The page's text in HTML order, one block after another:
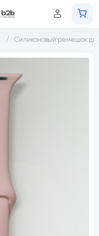
Силиконовый ремешок